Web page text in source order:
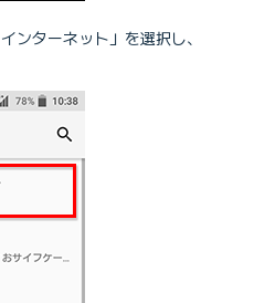
ンターネット」を選択し、